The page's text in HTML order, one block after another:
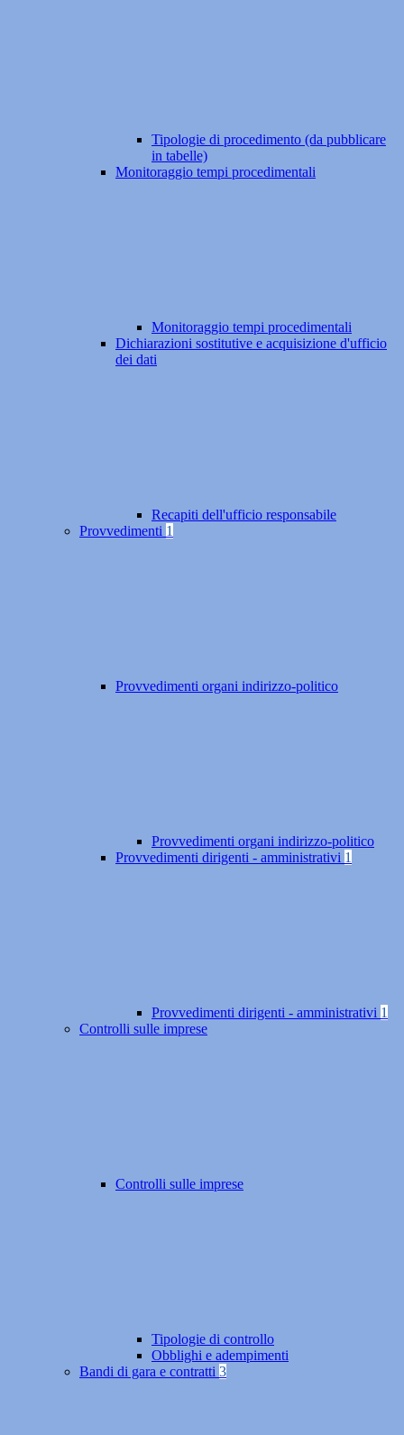
Tipologie di procedimento (da pubblicare
in tabelle)
Monitoraggio tempi procedimentali
Monitoraggio tempi procedimentali
Dichiarazioni sostitutive e acquisizione d'ufficio
dei dati
Recapiti dell'ufficio responsabile
Provvedimenti 1
Provvedimenti organi indirizzo-politico
Provvedimenti organi indirizzo-politico
Provvedimenti dirigenti - amministrativi 1
Provvedimenti dirigenti - amministrativi 1
Controlli sulle imprese
Controlli sulle imprese
Tipologie di controllo
Obblighi e adempimenti
Bandi di gara e contratti 3